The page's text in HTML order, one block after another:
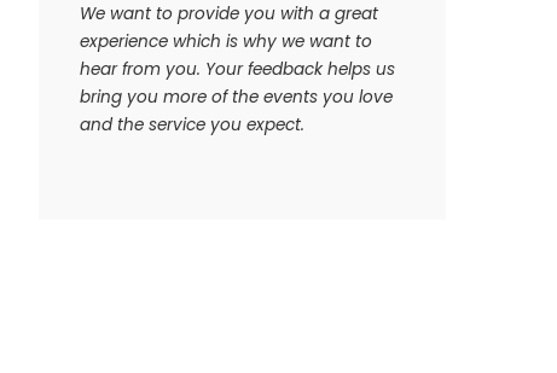
We want to provide you with a great
experience which is why we want to
hear from you. Your feedback helps us
bring you more of the events you love
and the service you expect.